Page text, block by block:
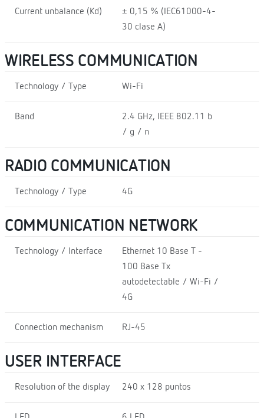
Current unbalance (Kd)
± 0,15 % (IEC61000-4-
30 clase A)
WIRELESS COMMUNICATION
Technology / Type Wi-Fi
Band
2.4 GHz, IEEE 802.11 b
/ g / n
RADIO COMMUNICATION
Technology / Type 4G
COMMUNICATION NETWORK
Technology / Interface
Ethernet 10 Base T -
100 Base Tx
autodetectable / Wi-Fi /
4G
Connection mechanism RJ-45
USER INTERFACE
Resolution of the display 240 x 128 puntos